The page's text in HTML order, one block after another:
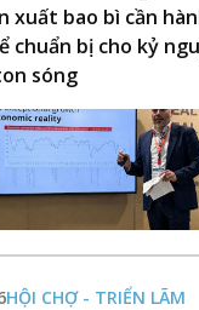
xuất bao bì cần
chuẩn bị cho kỷ
sóng
HỘI CHỢ - TRIỂN LÃM